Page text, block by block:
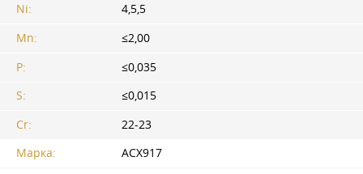
Ni:
4,5,5
Mn:
≤2,00
P:
≤0,035
S:
≤0,015
Cr:
22-23
Марка:
АСХ917